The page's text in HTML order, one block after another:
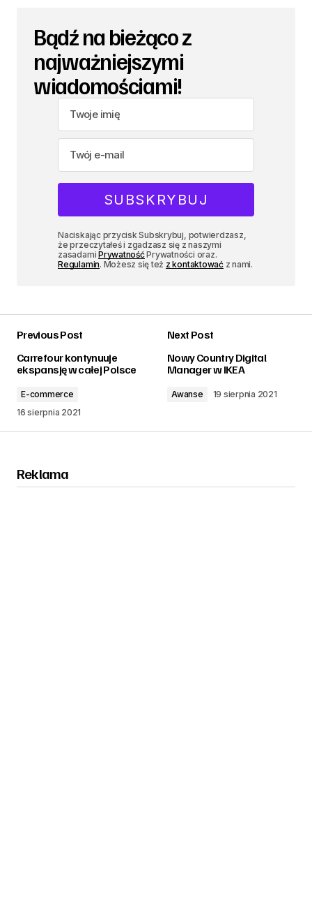
Bądź na bieżąco z
najważniejszymi
wiadomościami!
Naciskając przycisk Subskrybuj, potwierdzasz,
że przeczytałeś i zgadzasz się z naszymi
zasadamiPrywatnośćPrywatności oraz.
Regulamin. Możesz się też z kontaktowaćz nami.
Previous Post
Carrefour kontynuuje
ekspansję w całej Polsce
E-commerce
16 sierpnia 2021
Next Post
Nowy Country Digital
Manager w IKEA
Awanse 19 sierpnia 2021
Reklama